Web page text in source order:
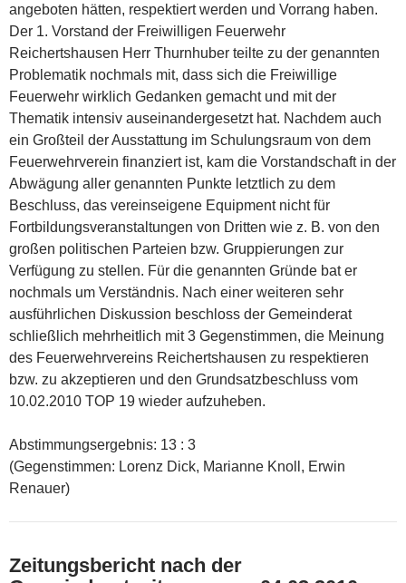
angeboten hätten, respektiert werden und Vorrang haben.
Der 1. Vorstand der Freiwilligen Feuerwehr
Reichertshausen Herr Thurnhuber teilte zu der genannten
Problematik nochmals mit, dass sich die Freiwillige
Feuerwehr wirklich Gedanken gemacht und mit der
Thematik intensiv auseinandergesetzt hat. Nachdem auch
ein Großteil der Ausstattung im Schulungsraum von dem
Feuerwehrverein finanziert ist, kam die Vorstandschaft in der
Abwägung aller genannten Punkte letztlich zu dem
Beschluss, das vereinseigene Equipment nicht für
Fortbildungsveranstaltungen von Dritten wie z. B. von den
großen politischen Parteien bzw. Gruppierungen zur
Verfügung zu stellen. Für die genannten Gründe bat er
nochmals um Verständnis. Nach einer weiteren sehr
ausführlichen Diskussion beschloss der Gemeinderat
schließlich mehrheitlich mit 3 Gegenstimmen, die Meinung
des Feuerwehrvereins Reichertshausen zu respektieren
bzw. zu akzeptieren und den Grundsatzbeschluss vom
10.02.2010 TOP 19 wieder aufzuheben.
Abstimmungsergebnis: 13 : 3
(Gegenstimmen: Lorenz Dick, Marianne Knoll, Erwin
Renauer)
Zeitungsbericht nach der